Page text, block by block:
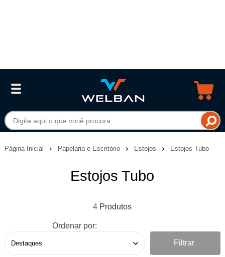
Página Inicial Papelaria e Escritório Estojos Estojos Tubo
Estojos Tubo
4
Ordenar por:
Filtrar